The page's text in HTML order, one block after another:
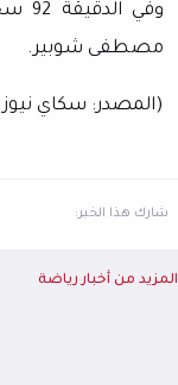
وفي
مصطفى شوبير.
(المصدر: سكاي نيوز
شارك هذا الخبر:
المزيد من أخبار رياضة